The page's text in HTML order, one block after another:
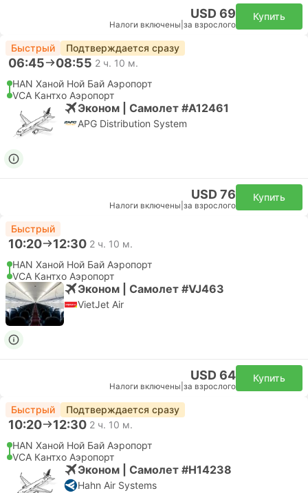
USD 69
Налоги включены за взрослого
Купить
Быстрый Подтверждается сразу
06:45 08:55 2 ч. 10 м.
HAN Ханой Ной Бай Аэропорт
VCA Кантхо Аэропорт
Эконом | Самолет #A12461
APG Distribution System
USD 76
Налоги включены за взрослого
Купить
Быстрый
10:20 12:30 2 ч. 10 м.
HAN Ханой Ной Бай Аэропорт
VCA Кантхо Аэропорт
Эконом | Самолет #VJ463
VietJet Air
USD 64
Налоги включены за взрослого
Купить
Быстрый Подтверждается сразу
10:20 12:30 2 ч. 10 м.
HAN Ханой Ной Бай Аэропорт
VCA Кантхо Аэропорт
Эконом | Самолет #H14238
Hahn Air Systems